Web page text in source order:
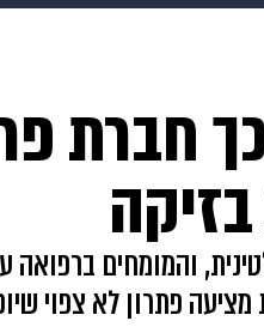
תשעה חודשים
חברת
והמומחים ברפואה
פתרון לא צפוי